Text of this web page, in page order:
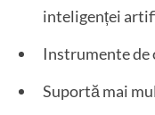
inteligenței
Instrumente de
Suportă mai